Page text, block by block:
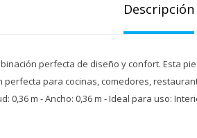
Descripción
perfecta de diseño y confort. Esta
perfecta para cocinas, comedores,
0,36 m - Ancho: 0,36 m - Ideal para uso: